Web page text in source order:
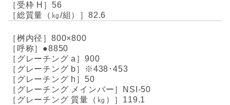
56
82.6
800×800
●8850
900
※438･453
50
NSI-50
119.1